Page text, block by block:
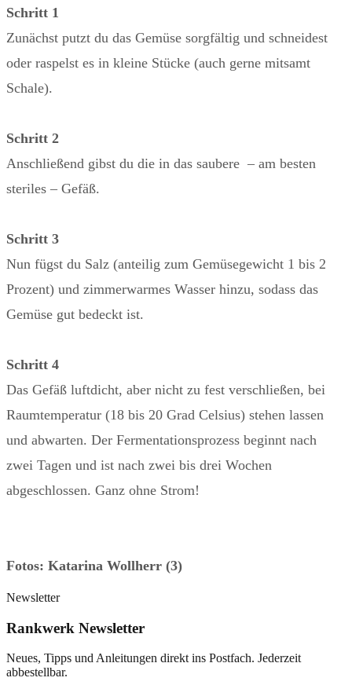
Schritt 1
Zunächst putzt du das Gemüse sorgfältig und schneidest
oder raspelst es in kleine Stücke (auch gerne mitsamt
Schale).
Schritt 2
Anschließend gibst du die in das saubere – am besten
steriles – Gefäß.
Schritt 3
Nun fügst du Salz (anteilig zum Gemüsegewicht 1 bis 2
Prozent) und zimmerwarmes Wasser hinzu, sodass das
Gemüse gut bedeckt ist.
Schritt 4
Das Gefäß luftdicht, aber nicht zu fest verschließen, bei
Raumtemperatur (18 bis 20 Grad Celsius) stehen lassen
und abwarten. Der Fermentationsprozess beginnt nach
zwei Tagen und ist nach zwei bis drei Wochen
abgeschlossen. Ganz ohne Strom!
Fotos: Katarina Wollherr (3)
Newsletter
Rankwerk Newsletter
Neues, Tipps und Anleitungen direkt ins Postfach. Jederzeit
abbestellbar.